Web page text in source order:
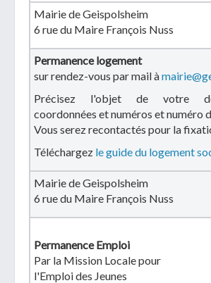
Mairie de Geispolsheim
6 rue du Maire François Nuss
Permanence logement
sur rendez-vous par mail à
Précisez l'objet de votre
coordonnées et numéros et numéro
Vous serez recontactés pour la
Téléchargez le guide du logement
Mairie de Geispolsheim
6 rue du Maire François Nuss
Permanence Emploi
Par la Mission Locale pour
l'Emploi des Jeunes
Télécharger votre fichier
Uniquement PDF (.pdf), JPEG (.jpeg
document WORD (.doc, .docx)
NON
En soumettant ce
que mes données personnelles soient